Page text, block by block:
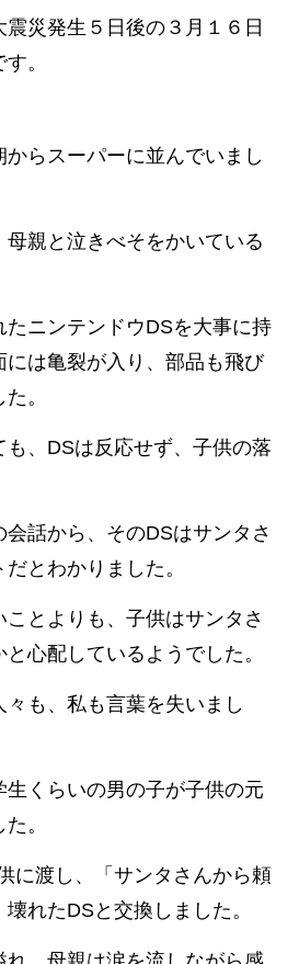
災発生５日後の３月１６日
。
らスーパーに並んでいまし
親と泣きべそをかいている
たニンテンドウDSを大事に持
には亀裂が入り、部品も飛び
。
も、DSは反応せず、子供の落
話から、そのDSはサンタさ
とわかりました。
とよりも、子供はサンタさ
心配しているようでした。
も、私も言葉を失いまし
生くらいの男の子が子供の元
。
に渡し、「サンタさんから頼
れたDSと交換しました。